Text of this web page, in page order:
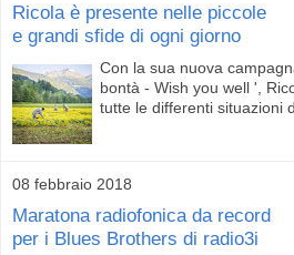
Ricola è presente nelle piccole
e grandi sfide di ogni giorno
Con la sua nuova
bontà - Wish you well ',
tutte le differenti situazioni
08 febbraio 2018
Maratona radiofonica da record
per i Blues Brothers di radio3i